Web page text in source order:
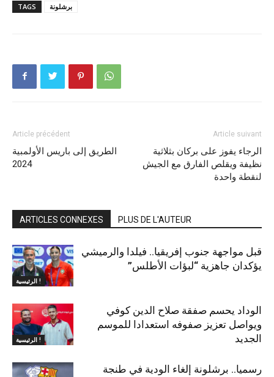
TAGS برشلونة
Article précédent
الطريق إلى باريس الأولمبية
2024
Article suivant
الرجاء يفوز على بركان بثلاثية
نظيفة ويقلص الفارق مع الجيش
لنقطة واحدة
ARTICLES CONNEXES PLUS DE L'AUTEUR
الرئيسية !
قبل مواجهة جنوب إفريقيا.. فيلدا والرميشي
يؤكدان جاهزية “لبؤات الأطلس”
الرئيسية !
الوداد يحسم صفقة صلاح الدين كوفي
ويواصل تعزيز صفوفه استعدادا للموسم
الجديد
رسميا.. برشلونة إلغاء الودية في طنجة